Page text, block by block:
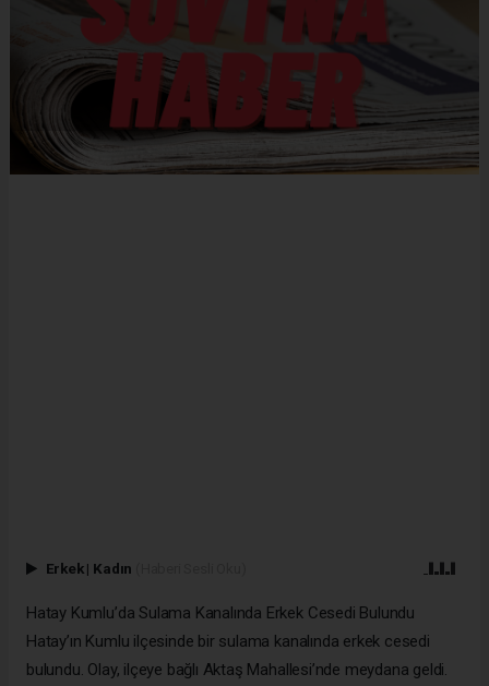
Erkek | Kadın
Hatay Kumlu’da Sulama Kanalında Erkek Cesedi Bulundu
Hatay’ın Kumlu ilçesinde bir sulama kanalında erkek cesedi
bulundu. Olay, ilçeye bağlı Aktaş Mahallesi’nde meydana geldi.